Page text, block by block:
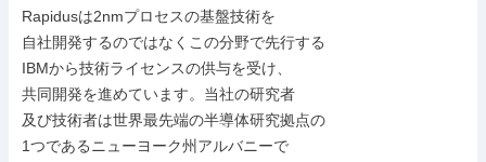
Rapidusは2nmプロセスの基盤技術を
自社開発するのではなくこの分野で先行する
IBMから技術ライセンスの供与を受け、
共同開発を進めています。当社の研究者
及び技術者は世界最先端の半導体研究拠点の
1つであるニューヨーク州アルバニーで